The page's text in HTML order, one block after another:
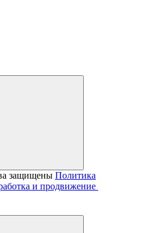
защищены Политика
и продвижение